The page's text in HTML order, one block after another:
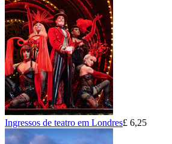
Ingressos de teatro em Londres£ 6,25